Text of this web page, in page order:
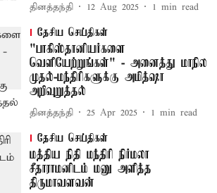
தினத்தந்தி 12 Aug 2025 1 min read
தேசிய செய்திகள்
"பாகிஸ்தானியர்களை
வெளியேற்றுங்கள்" - அனைத்து மாநில
முதல்-மந்திரிகளுக்கு அமித்ஷா
அறிவுறுத்தல்
தினத்தந்தி 25 Apr 2025 1 min read
தேசிய செய்திகள்
மத்திய நிதி மந்திரி நிர்மலா
சீதாராமனிடம் மனு அளித்த
திருமாவளவன்